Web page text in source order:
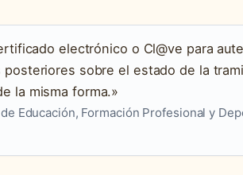
electrónico o Cl@ve para
posteriores sobre el estado de la
la misma forma.»
Educación, Formación Profesional y